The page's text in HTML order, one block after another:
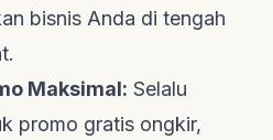
bisnis Anda di tengah
Maksimal: Selalu
promo gratis ongkir,